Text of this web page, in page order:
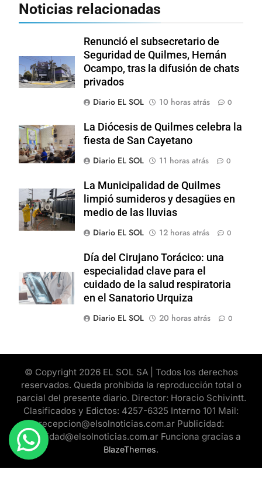
Noticias relacionadas
Renunció el subsecretario de
Seguridad de Quilmes, Hernán
Ocampo, tras la difusión de chats
privados
Diario EL SOL
10 horas atrás 0
La Diócesis de Quilmes celebra la
fiesta de San Cayetano
Diario EL SOL
11 horas atrás 0
La Municipalidad de Quilmes
limpió sumideros y desagües en
medio de las lluvias
Diario EL SOL
12 horas atrás 0
Día del Cirujano Torácico: una
especialidad clave para el
cuidado de la salud respiratoria
en el Sanatorio Urquiza
Diario EL SOL
20 horas atrás 0
© Copyright 2026 EL SOL SA | Todos los derechos
reservados. Queda prohibida la reproducción total o
parcial del presente diario. Director: Horacio Schivintt.
Clasificados y Edictos: 4257-6325 Interno 101 Mail:
recepcion@elsolnoticias.com.ar Publicidad:
publicidad@elsolnoticias.com.ar Funciona gracias a
BlazeThemes.